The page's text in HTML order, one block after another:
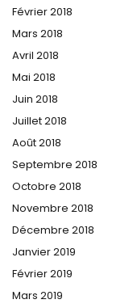
Février 2018
Mars 2018
Avril 2018
Mai 2018
Juin 2018
Juillet 2018
Août 2018
Septembre 2018
Octobre 2018
Novembre 2018
Décembre 2018
Janvier 2019
Février 2019
Mars 2019